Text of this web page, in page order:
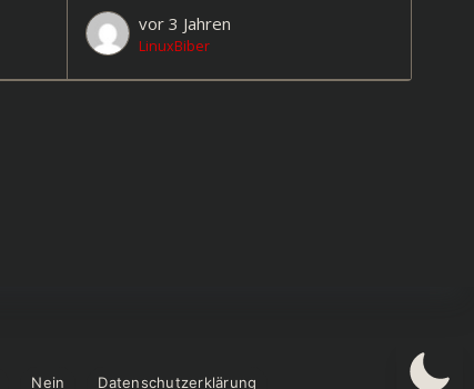
vor 3 Jahren
LinuxBiber
Nein Datenschutzerklärung